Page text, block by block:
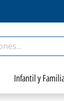
Infantil y